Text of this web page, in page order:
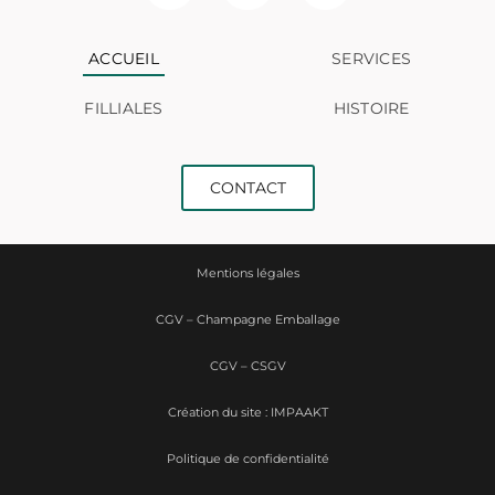
ACCUEIL SERVICES
FILLIALES HISTOIRE
CONTACT
Mentions légales
CGV – Champagne Emballage
CGV – CSGV
Politique de confidentialité
Création du site : IMPAAKT